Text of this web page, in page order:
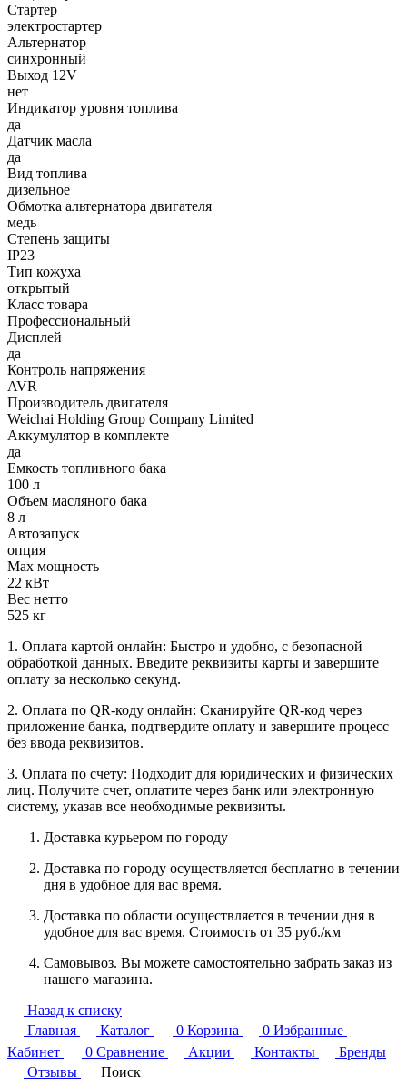
Стартер
электростартер
Альтернатор
синхронный
Выход 12V
нет
Индикатор уровня топлива
да
Датчик масла
да
Вид топлива
дизельное
Обмотка альтернатора двигателя
медь
Степень защиты
IP23
Тип кожуха
открытый
Класс товара
Профессиональный
Дисплей
да
Контроль напряжения
AVR
Производитель двигателя
Weichai Holding Group Company Limited
Аккумулятор в комплекте
да
Емкость топливного бака
100 л
Объем масляного бака
8 л
Автозапуск
опция
Max мощность
22 кВт
Вес нетто
525 кг
1. Оплата картой онлайн: Быстро и удобно, с безопасной
обработкой данных. Введите реквизиты карты и завершите
оплату за несколько секунд.
2. Оплата по QR-коду онлайн: Сканируйте QR-код через
приложение банка, подтвердите оплату и завершите процесс
без ввода реквизитов.
3. Оплата по счету: Подходит для юридических и физических
лиц. Получите счет, оплатите через банк или электронную
систему, указав все необходимые реквизиты.
Доставка курьером по городу
Доставка по городу осуществляется бесплатно в течении
дня в удобное для вас время.
Доставка по области осуществляется в течении дня в
удобное для вас время. Стоимость от 35 руб./км
Самовывоз. Вы можете самостоятельно забрать заказ из
нашего магазина.
Назад к списку
Главная
Каталог 0 Корзина 0 Избранные
Кабинет
0 Сравнение Акции Контакты
Бренды
Отзывы
Поиск